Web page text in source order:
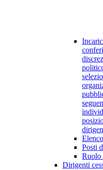
Posti
Ruolo
Dirigenti